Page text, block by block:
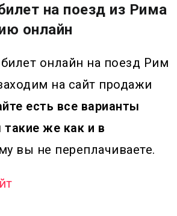
на поезд из Рима
онлайн
онлайн на поезд Рим
на сайт продажи
есть все варианты
же как и в
вы не переплачиваете.